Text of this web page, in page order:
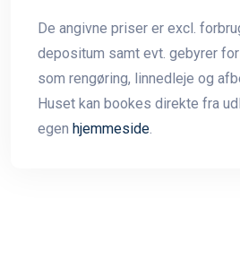
De angivne priser er excl.
depositum samt evt. gebyrer
som rengøring, linnedleje og
Huset kan bookes direkte fra
egen hjemmeside.